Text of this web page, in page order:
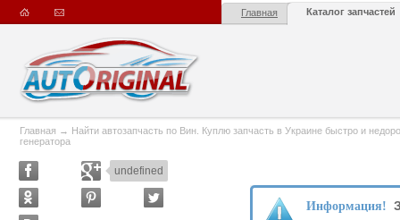
Главная Каталог запчастей
Главная → Найти автозапчасть по Вин. Куплю запчасть в Украине быстро и
генератора
undefined
Информация!